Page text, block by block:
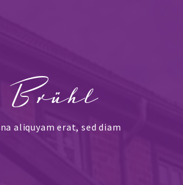
Brühl
aliquyam erat, sed diam